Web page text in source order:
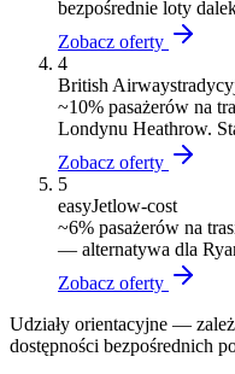
bezpośrednie loty
Zobacz oferty
4
British Airways
~10% pasażerów na
Londynu Heathrow.
Zobacz oferty
5
easyJetlow-cost
~6% pasażerów na
— alternatywa dla
Zobacz oferty
Udziały orientacyjne —
dostępności bezpośrednich